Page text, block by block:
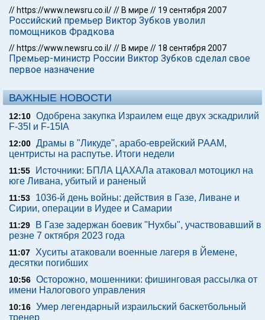
// https://www.newsru.co.il/// В мире // 19 сентября 2007
Российский премьер Виктор Зубков уволил
помощников Фрадкова
// https://www.newsru.co.il/// В мире // 18 сентября 2007
Премьер-министр России Виктор Зубков сделал свое
первое назначение
ВАЖНЫЕ НОВОСТИ
12:10 Одобрена закупка Израилем еще двух эскадрилий
F-35I и F-15IA
12:00 Драмы в "Ликуде", арабо-еврейский РААМ,
центристы на распутье. Итоги недели
11:55
Источники: БПЛА ЦАХАЛа атаковал мотоцикл на
юге Ливана, убитый и раненый
11:53
1036-й день войны: действия в Газе, Ливане и
Сирии, операции в Иудее и Самарии
11:29
В Газе задержан боевик "Нухбы", участвовавший в
резне 7 октября 2023 года
11:07
Хуситы атаковали военные лагеря в Йемене,
десятки погибших
10:56 Осторожно, мошенники: фишинговая рассылка от
имени Налогового управления
10:16 Умер легендарный израильский баскетбольный
тренер